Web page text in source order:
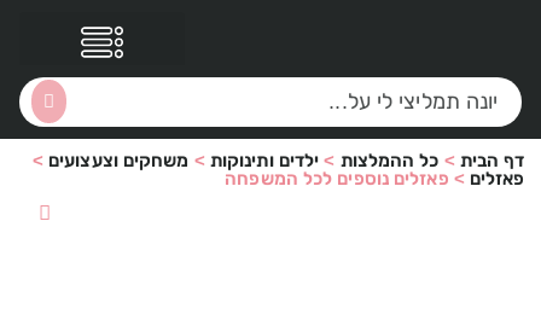
דף הבית > כל ההמלצות > ילדים ותינוקות > משחקים וצעצועים >
פאזלים > פאזלים נוספים לכל המשפחה